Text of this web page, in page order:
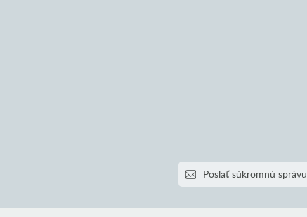
Poslať súkromnú správu